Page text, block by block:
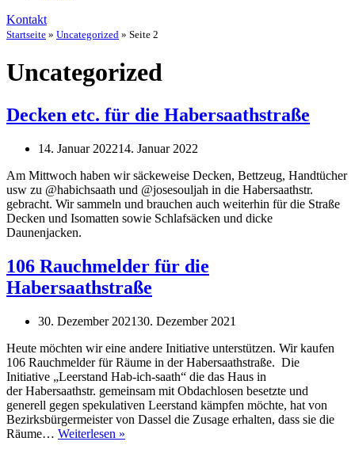
Kontakt
Startseite » Uncategorized » Seite 2
Uncategorized
Decken etc. für die Habersaathstraße
14. Januar 202214. Januar 2022
Am Mittwoch haben wir säckeweise Decken, Bettzeug, Handtücher
usw zu @habichsaath und @josesouljah in die Habersaathstr.
gebracht. Wir sammeln und brauchen auch weiterhin für die Straße
Decken und Isomatten sowie Schlafsäcken und dicke
Daunenjacken.
106 Rauchmelder für die
Habersaathstraße
30. Dezember 202130. Dezember 2021
Heute möchten wir eine andere Initiative unterstützen. Wir kaufen
106 Rauchmelder für Räume in der Habersaathstraße. Die
Initiative „Leerstand Hab-ich-saath“ die das Haus in
der Habersaathstr. gemeinsam mit Obdachlosen besetzte und
generell gegen spekulativen Leerstand kämpfen möchte, hat von
Bezirksbürgermeister von Dassel die Zusage erhalten, dass sie die
Räume… Weiterlesen »